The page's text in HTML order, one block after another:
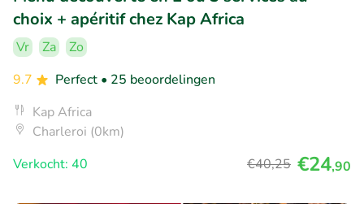
choix + apéritif chez Kap Africa
Vr Za
Zo
9.7
Perfect • 25 beoordelingen
Kap Africa
Charleroi (0km)
Verkocht: 40
€40,25 €24,90